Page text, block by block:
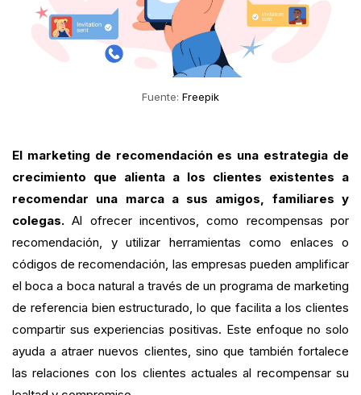
Fuente: Freepik
El marketing de recomendación es una estrategia de
crecimiento que alienta a los clientes existentes a
recomendar una marca a sus amigos, familiares y
colegas. Al ofrecer incentivos, como recompensas por
recomendación, y utilizar herramientas como enlaces o
códigos de recomendación, las empresas pueden amplificar
el boca a boca natural a través de un programa de marketing
de referencia bien estructurado, lo que facilita a los clientes
compartir sus experiencias positivas. Este enfoque no solo
ayuda a atraer nuevos clientes, sino que también fortalece
las relaciones con los clientes actuales al recompensar su